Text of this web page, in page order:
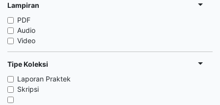
Lampiran
PDF
Audio
Video
Tipe Koleksi
Laporan Praktek
Skripsi